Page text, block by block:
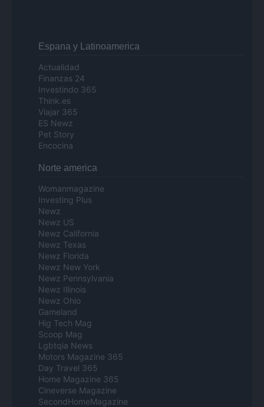
Espana y Latinoamerica
Actualidad
Finanzas 24
Investindo 365
Think.es
Viajar 365
ES Newz
Pet Story
Encocina
Norte america
Womanmagazine
Investing Plus
Newz
Newz US
Newz California
Newz Texas
Newz Florida
Newz New York
Newz Pennsylvania
Newz Illinois
Newz Ohio
Gameland
Hig Tech Mag
Scoop Mag
Lgbtqia News
Motors Magazine 365
Day Travel 365
Home Magazine 365
Cineverse Magazine
SecondHomeMagazine